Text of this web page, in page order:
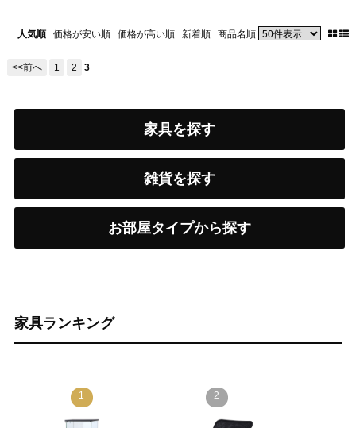
人気順 価格が安い順 価格が高い順 新着順 商品名順
<<前へ 1 2 3
家具を探す
雑貨を探す
お部屋タイプから探す
家具ランキング
1 2